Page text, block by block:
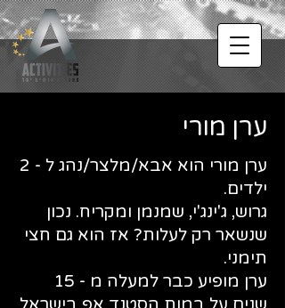
ערן מורי
ערן מורי הוא אבא/מלצר/נהג ל - 2
ילדים.
גרוש, ג'ינג'י, שמנמן ומקריח. נכון
שנשאר רק לעלות? אז הוא גם חצי
תימני.
ערן מופיע כבר למעלה מ - 15